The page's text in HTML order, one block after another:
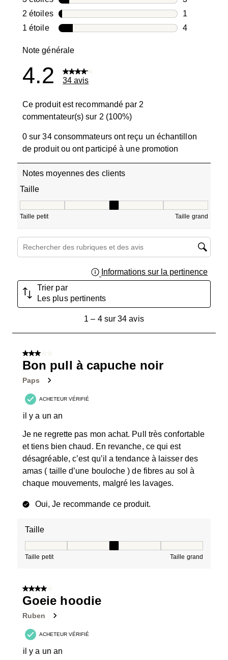
3 avis avec
2 étoilesétoiles
1
1 avis avec
1 étoileétoiles
4
Note générale
4.2 34 avis
Ce produit est recommandé par 2
commentateur(s) sur 2 (100%)
0 sur 34 consommateurs ont reçu un échantillon
de produit ou ont participé à une promotion
Notes moyennes des clients
Taille
Taille petit Taille grand
Zone de recherche de sujet et d'avis
Informations sur la pertinence
Trier par
Les plus pertinents
sur
avis.
1 – 4 sur 34 avis
3 sur 5 étoiles.
Bon pull à capuche noir
Paps
ACHETEUR VÉRIFIÉ
il y a un an
Je ne regrette pas mon achat. Pull très confortable
et tiens bien chaud. En revanche, ce qui est
désagréable, c’est qu’il a tendance à laisser des
amas ( taille d’une bouloche ) de fibres au sol à
chaque mouvements, malgré les lavages.
Oui, Je recommande ce produit.
Taille
Taille petit Taille grand
4 sur 5 étoiles.
Goeie hoodie
Ruben
ACHETEUR VÉRIFIÉ
il y a un an